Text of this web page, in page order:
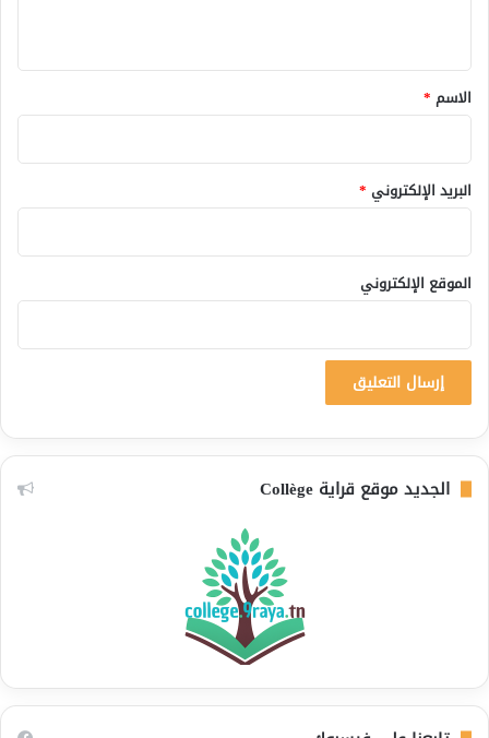
*
الاسم *
البريد الإلكتروني *
الموقع الإلكتروني
الجديد موقع قراية Collège